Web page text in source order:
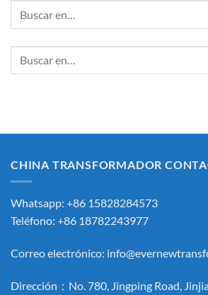
CHINA TRANSFORMADOR
Whatsapp: +86 15828284573
Teléfono: +86 18782243977
Correo electrónico:
Dirección：No. 780, Jingping Road,